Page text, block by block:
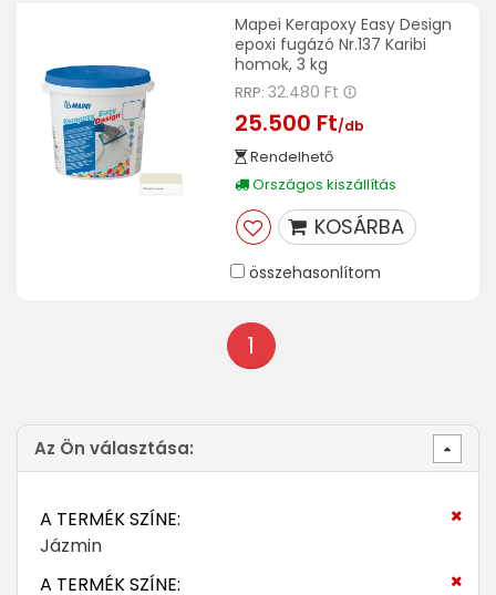
Mapei Kerapoxy Easy Design
epoxi fugázó Nr.137 Karibi
homok, 3 kg
RRP: 32.480 Ft
25.500 Ft/db
Rendelhető
Országos kiszállítás
KOSÁRBA
összehasonlítom
1
Az Ön választása:
A TERMÉK SZÍNE:
Jázmin
A TERMÉK SZÍNE: